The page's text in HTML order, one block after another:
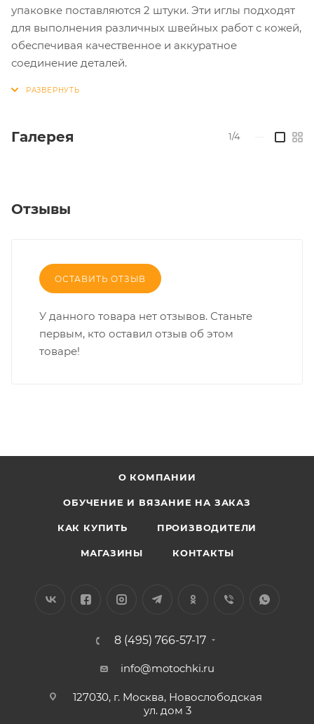
упаковке поставляются 2 штуки. Эти иглы подходят
для выполнения различных швейных работ с кожей,
обеспечивая качественное и аккуратное
соединение деталей.
Галерея 1/4
Отзывы
ОСТАВИТЬ ОТЗЫВ
У данного товара нет отзывов. Станьте
первым, кто оставил отзыв об этом
товаре!
О КОМПАНИИ
ОБУЧЕНИЕ И ВЯЗАНИЕ НА ЗАКАЗ
КАК КУПИТЬ ПРОИЗВОДИТЕЛИ
МАГАЗИНЫ КОНТАКТЫ
8 (495) 766-57-17
info@motochki.ru
127030, г. Москва, Новослободская
ул. дом 3